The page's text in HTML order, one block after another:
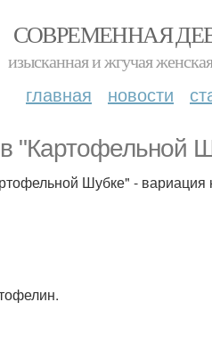
СОВРЕМЕННАЯ
изысканная и жгучая
главная новости
"Картофельной
Шубке" - вариация